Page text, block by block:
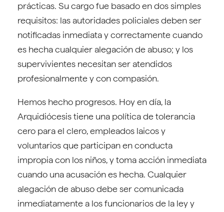
prácticas. Su cargo fue basado en dos simples
requisitos: las autoridades policiales deben ser
notificadas inmediata y correctamente cuando
es hecha cualquier alegación de abuso; y los
supervivientes necesitan ser atendidos
profesionalmente y con compasión.
Hemos hecho progresos. Hoy en día, la
Arquidiócesis tiene una política de tolerancia
cero para el clero, empleados laicos y
voluntarios que participan en conducta
impropia con los niños, y toma acción inmediata
cuando una acusación es hecha. Cualquier
alegación de abuso debe ser comunicada
inmediatamente a los funcionarios de la ley y